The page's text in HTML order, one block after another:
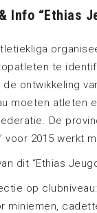
Info “Ethias
te
ontwikkeling
moeten atleten
De
voor 2015 werkt
dit “Ethias
op
miniemen,